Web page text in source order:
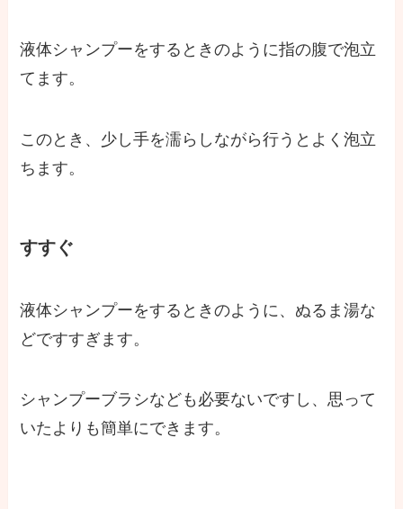
液体シャンプーをするときのように指の腹で泡立
てます。
このとき、少し手を濡らしながら行うとよく泡立
ちます。
すすぐ
液体シャンプーをするときのように、ぬるま湯な
どですすぎます。
シャンプーブラシなども必要ないですし、思って
いたよりも簡単にできます。